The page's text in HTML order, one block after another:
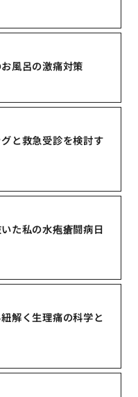
風呂の激痛対策
と救急受診を検討す
た私の水疱瘡闘病日
解く生理痛の科学と